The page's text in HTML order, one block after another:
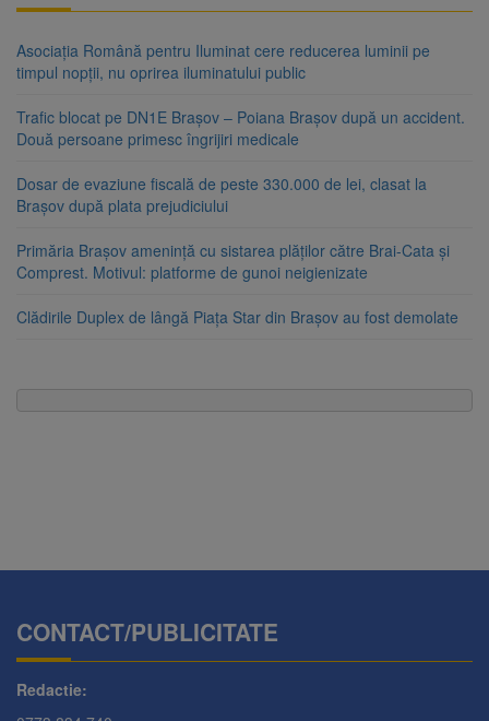
Asociația Română pentru Iluminat cere reducerea luminii pe
timpul nopții, nu oprirea iluminatului public
Trafic blocat pe DN1E Brașov – Poiana Brașov după un accident.
Două persoane primesc îngrijiri medicale
Dosar de evaziune fiscală de peste 330.000 de lei, clasat la
Brașov după plata prejudiciului
Primăria Brașov amenință cu sistarea plăților către Brai-Cata și
Comprest. Motivul: platforme de gunoi neigienizate
Clădirile Duplex de lângă Piața Star din Brașov au fost demolate
CONTACT/PUBLICITATE
Redactie: